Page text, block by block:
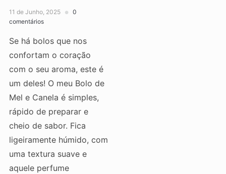
11 de Junho, 2025
0
comentários
Se há bolos que nos
confortam o coração
com o seu aroma, este é
um deles! O meu Bolo de
Mel e Canela é simples,
rápido de preparar e
cheio de sabor. Fica
ligeiramente húmido, com
uma textura suave e
aquele perfume